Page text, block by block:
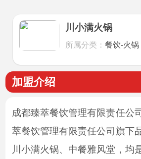
川小满火锅
所属分类： 餐饮-火锅
加盟介绍
成都臻萃餐饮管理有限责任公
萃餐饮管理有限责任公司旗下
川小满火锅、中餐雅风堂，均